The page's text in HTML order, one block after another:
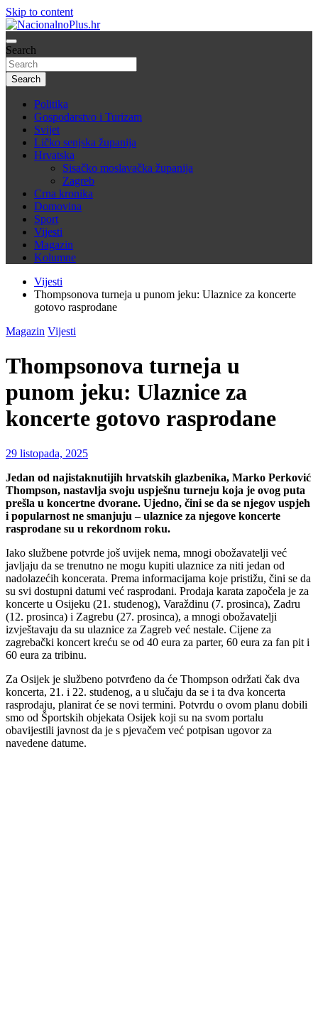
Skip to content
NacionalnoPlus.hr
Nacija želi znati više
Search
Search
Politika
Gospodarstvo i Turizam
Svijet
Ličko senjska županija
Hrvatska
Sisačko moslavačka županija
Zagreb
Crna kronika
Domovina
Sport
Vijesti
Magazin
Kolumne
Vijesti
Thompsonova turneja u punom jeku: Ulaznice za koncerte
gotovo rasprodane
Magazin Vijesti
Thompsonova turneja u
punom jeku: Ulaznice za
koncerte gotovo rasprodane
29 listopada, 2025
Jedan od najistaknutijih hrvatskih glazbenika, Marko Perković
Thompson, nastavlja svoju uspješnu turneju koja je ovog puta
prešla u koncertne dvorane. Ujedno, čini se da se njegov uspjeh
i popularnost ne smanjuju – ulaznice za njegove koncerte
rasprodane su u rekordnom roku.
Iako službene potvrde još uvijek nema, mnogi obožavatelji već
javljaju da se trenutno ne mogu kupiti ulaznice za niti jedan od
nadolazećih koncerata. Prema informacijama koje pristižu, čini se da
su svi dostupni datumi već rasprodani. Prodaja karata započela je za
koncerte u Osijeku (21. studenog), Varaždinu (7. prosinca), Zadru
(12. prosinca) i Zagrebu (27. prosinca), a mnogi obožavatelji
izvještavaju da su ulaznice za Zagreb već nestale. Cijene za
zagrebački koncert kreću se od 40 eura za parter, 60 eura za fan pit i
60 eura za tribinu.
Za Osijek je službeno potvrđeno da će Thompson održati čak dva
koncerta, 21. i 22. studenog, a u slučaju da se i ta dva koncerta
rasprodaju, planirat će se novi termini. Potvrdu o ovom planu dobili
smo od Športskih objekata Osijek koji su na svom portalu
obavijestili javnost da je s pjevačem već potpisan ugovor za
navedene datume.